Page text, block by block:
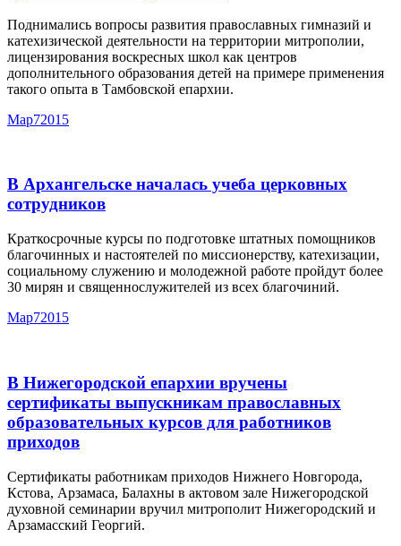
Поднимались вопросы развития православных гимназий и
катехизической деятельности на территории митрополии,
лицензирования воскресных школ как центров
дополнительного образования детей на примере применения
такого опыта в Тамбовской епархии.
Мар72015
В Архангельске началась учеба церковных
сотрудников
Краткосрочные курсы по подготовке штатных помощников
благочинных и настоятелей по миссионерству, катехизации,
социальному служению и молодежной работе пройдут более
30 мирян и священнослужителей из всех благочиний.
Мар72015
В Нижегородской епархии вручены
сертификаты выпускникам православных
образовательных курсов для работников
приходов
Сертификаты работникам приходов Нижнего Новгорода,
Кстова, Арзамаса, Балахны в актовом зале Нижегородской
духовной семинарии вручил митрополит Нижегородский и
Арзамасский Георгий.